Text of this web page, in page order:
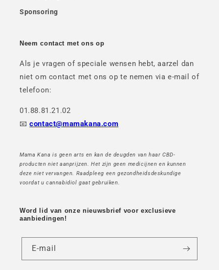
Sponsoring
Neem contact met ons op
Als je vragen of speciale wensen hebt, aarzel dan
niet om contact met ons op te nemen via e-mail of
telefoon:
01.88.81.21.02
📧contact@mamakana.com
Mama Kana is geen arts en kan de deugden van haar CBD-
producten niet aanprijzen. Het zijn geen medicijnen en kunnen
deze niet vervangen. Raadpleeg een gezondheidsdeskundige
voordat u cannabidiol gaat gebruiken.
Word lid van onze nieuwsbrief voor exclusieve
aanbiedingen!
E-mail